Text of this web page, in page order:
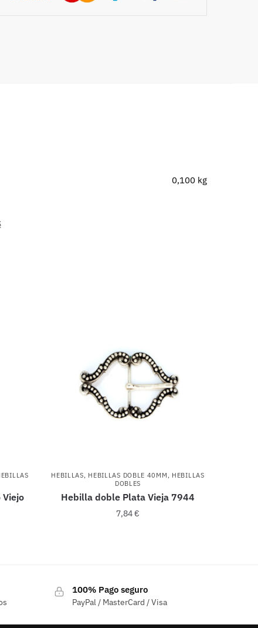
0,100 kg
HEBILLAS, HEBILLAS DOBLE 40MM , HEBILLAS
DOBLES
Hebilla doble Plata Vieja 7944
7,84€
100% Pago seguro
PayPal / MasterCard / Visa